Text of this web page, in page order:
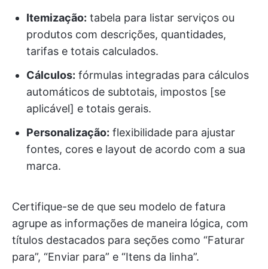
Itemização: tabela para listar serviços ou
produtos com descrições, quantidades,
tarifas e totais calculados.
Cálculos: fórmulas integradas para cálculos
automáticos de subtotais, impostos [se
aplicável] e totais gerais.
Personalização: flexibilidade para ajustar
fontes, cores e layout de acordo com a sua
marca.
Certifique-se de que seu modelo de fatura
agrupe as informações de maneira lógica, com
títulos destacados para seções como “Faturar
para”, “Enviar para” e “Itens da linha”.